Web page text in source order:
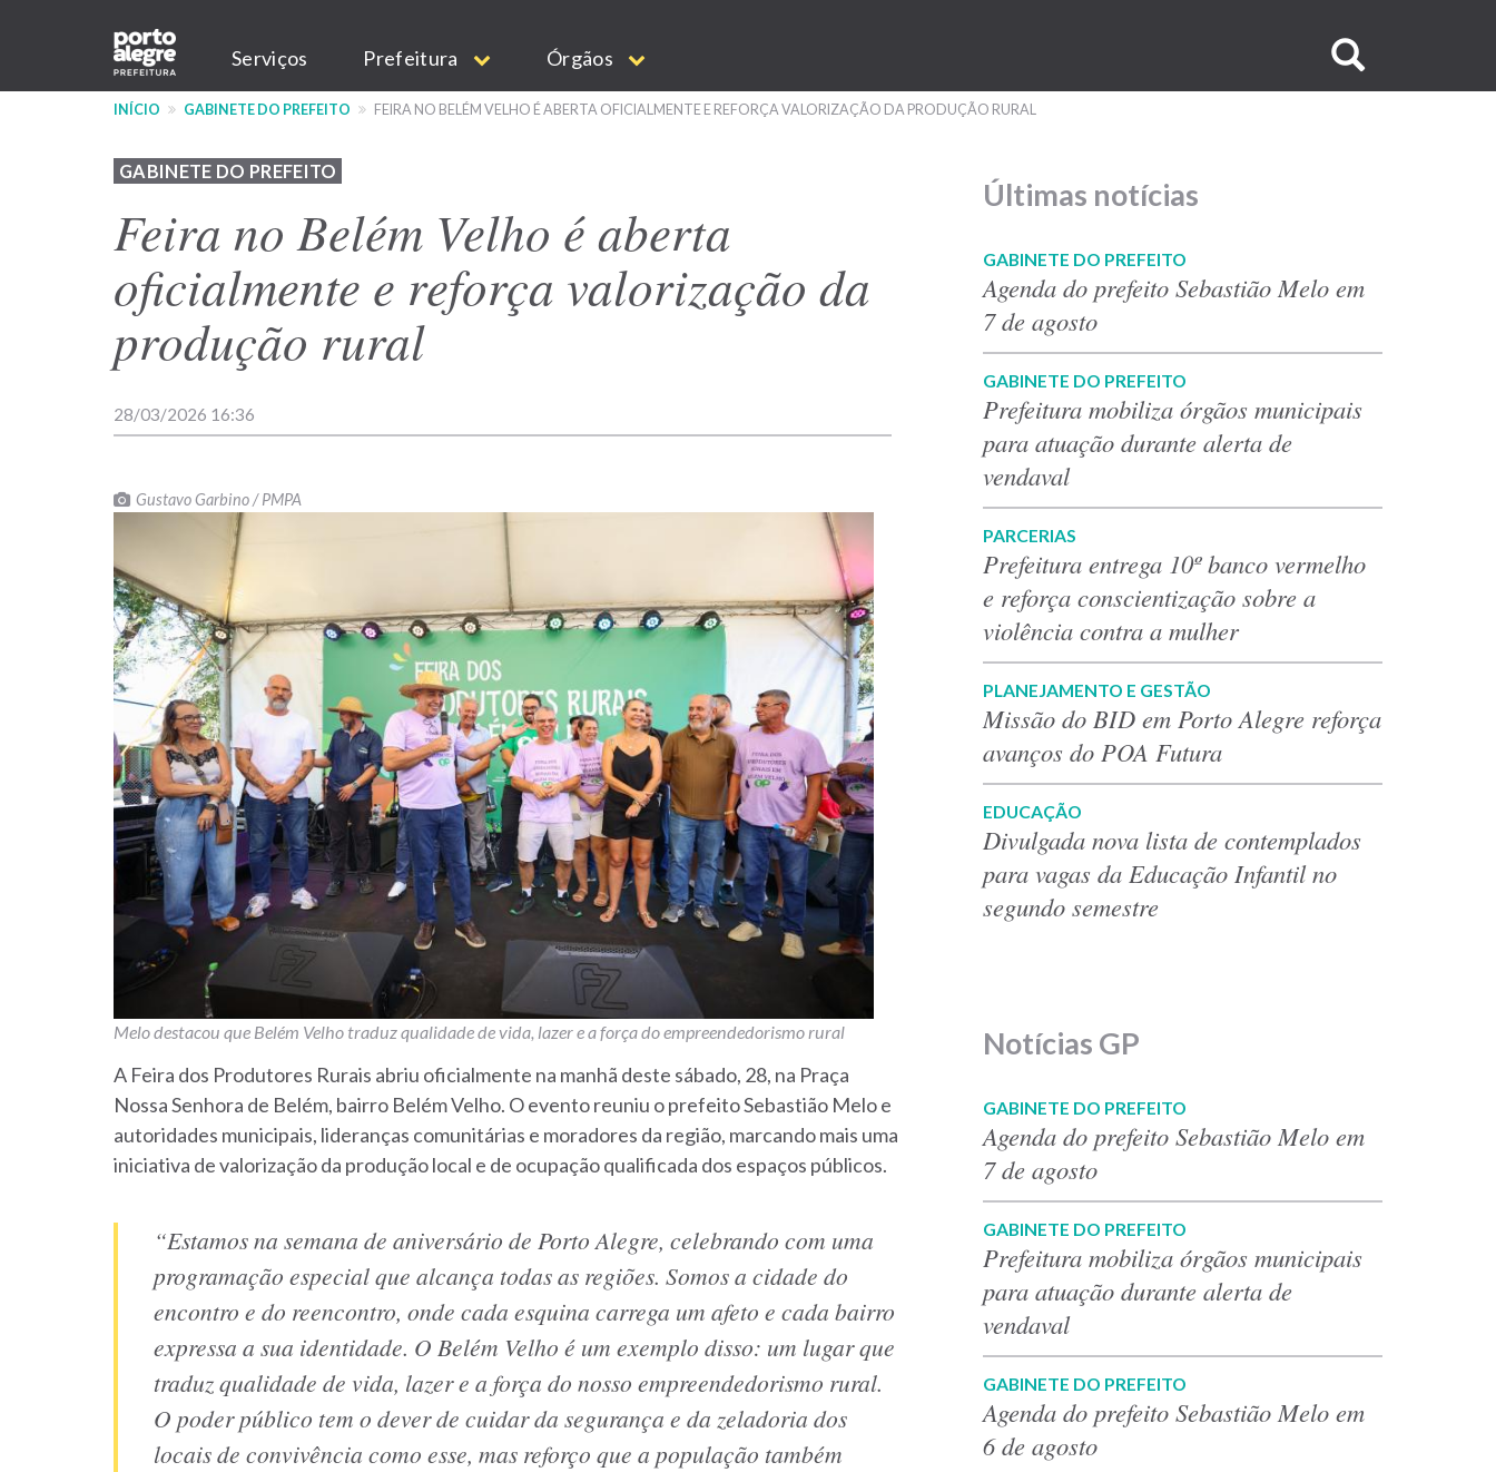
conteúdo
Main
navigation
Serviços Prefeitura Órgãos
no
INÍCIO GABINETE DO PREFEITO FEIRA NO BELÉM VELHO É ABERTA OFICIALMENTE E REFORÇA VALORIZAÇÃO DA PRODUÇÃO RURAL
GABINETE DO PREFEITO
Feira no Belém Velho é aberta
oficialmente e reforça valorização da
produção rural
28/03/2026 16:36
Gustavo Garbino / PMPA
Melo destacou que Belém Velho traduz qualidade de vida, lazer e a força do empreendedorismo rural
A Feira dos Produtores Rurais abriu oficialmente na manhã deste sábado, 28, na Praça
Nossa Senhora de Belém, bairro Belém Velho. O evento reuniu o prefeito Sebastião Melo e
autoridades municipais, lideranças comunitárias e moradores da região, marcando mais uma
iniciativa de valorização da produção local e de ocupação qualificada dos espaços públicos.
“Estamos na semana de aniversário de Porto Alegre, celebrando com uma
programação especial que alcança todas as regiões. Somos a cidade do
encontro e do reencontro, onde cada esquina carrega um afeto e cada bairro
expressa a sua identidade. O Belém Velho é um exemplo disso: um lugar que
traduz qualidade de vida, lazer e a força do nosso empreendedorismo rural.
O poder público tem o dever de cuidar da segurança e da zeladoria dos
locais de convivência como esse, mas reforço que a população também
Últimas notícias
GABINETE DO PREFEITO
Agenda do prefeito Sebastião Melo em
7 de agosto
GABINETE DO PREFEITO
Prefeitura mobiliza órgãos municipais
para atuação durante alerta de
vendaval
PARCERIAS
Prefeitura entrega 10º banco vermelho
e reforça conscientização sobre a
violência contra a mulher
PLANEJAMENTO E GESTÃO
Missão do BID em Porto Alegre reforça
avanços do POA Futura
EDUCAÇÃO
Divulgada nova lista de contemplados
para vagas da Educação Infantil no
segundo semestre
Notícias GP
GABINETE DO PREFEITO
Agenda do prefeito Sebastião Melo em
7 de agosto
GABINETE DO PREFEITO
Prefeitura mobiliza órgãos municipais
para atuação durante alerta de
vendaval
GABINETE DO PREFEITO
Agenda do prefeito Sebastião Melo em
6 de agosto